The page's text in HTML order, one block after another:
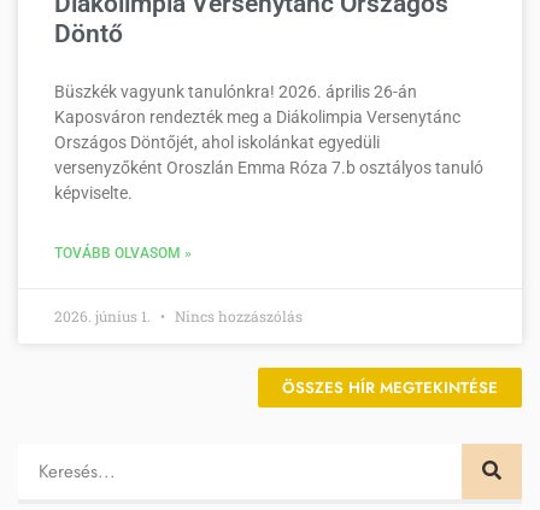
Döntő
Büszkék vagyunk tanulónkra! 2026. április 26-án
Kaposváron rendezték meg a Diákolimpia Versenytánc
Országos Döntőjét, ahol iskolánkat egyedüli
versenyzőként Oroszlán Emma Róza 7.b osztályos tanuló
képviselte.
TOVÁBB OLVASOM »
2026. június 1. Nincs hozzászólás
ÖSSZES HÍR MEGTEKINTÉSE